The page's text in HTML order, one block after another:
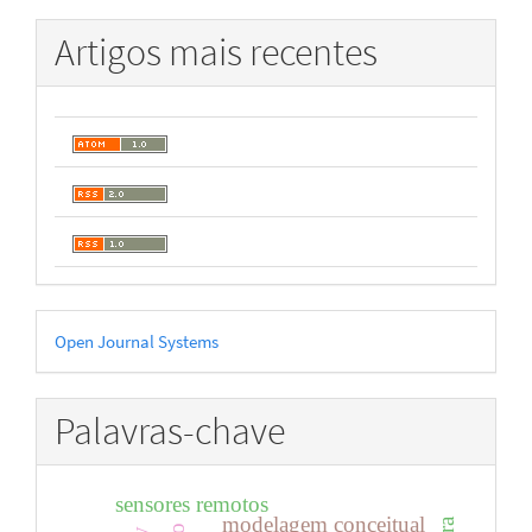
Artigos mais recentes
Desenvolvido
por
Open Journal Systems
Palavras-chave
modelagem conceitual
sensores remotos